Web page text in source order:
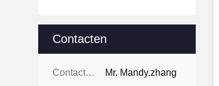
Contacten
Contacten: Mr. Mandy.zhang